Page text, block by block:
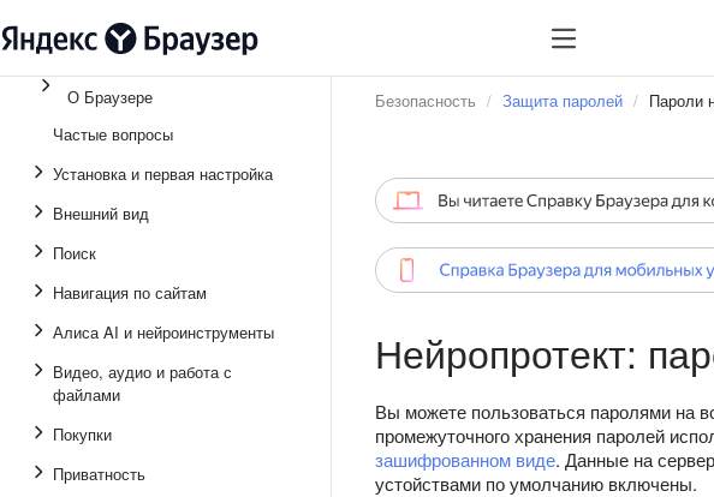
О Браузере
Частые вопросы
Установка и первая настройка
Внешний вид
Поиск
Навигация по сайтам
Алиса AI и нейроинструменты
Видео, аудио и работа с
файлами
Покупки
Приватность
Безопасность Защита паролей Пароли
Нейропротект:
Вы можете пользоваться паролями на
промежуточного хранения паролей
зашифрованном виде. Данные на
устойствами по умолчанию включены.